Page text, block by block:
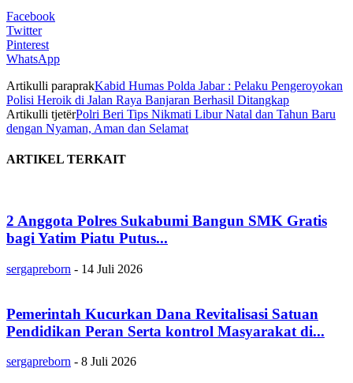
Facebook
Twitter
Pinterest
WhatsApp
Artikulli paraprakKabid Humas Polda Jabar : Pelaku Pengeroyokan
Polisi Heroik di Jalan Raya Banjaran Berhasil Ditangkap
Artikulli tjetërPolri Beri Tips Nikmati Libur Natal dan Tahun Baru
dengan Nyaman, Aman dan Selamat
ARTIKEL TERKAIT
2 Anggota Polres Sukabumi Bangun SMK Gratis
bagi Yatim Piatu Putus...
sergapreborn - 14 Juli 2026
Pemerintah Kucurkan Dana Revitalisasi Satuan
Pendidikan Peran Serta kontrol Masyarakat di...
sergapreborn - 8 Juli 2026